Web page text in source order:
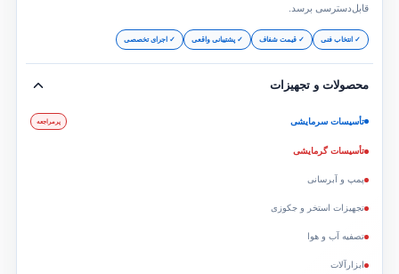
قابل‌دسترسی برسد.
✓ انتخاب فنی ✓ قیمت شفاف ✓ پشتیبانی واقعی ✓ اجرای تخصصی
محصولات و تجهیزات
تأسیسات سرمایشی پرمراجعه
تأسیسات گرمایشی
پمپ و آبرسانی
تجهیزات استخر و جکوزی
تصفیه آب و هوا
ابزارآلات